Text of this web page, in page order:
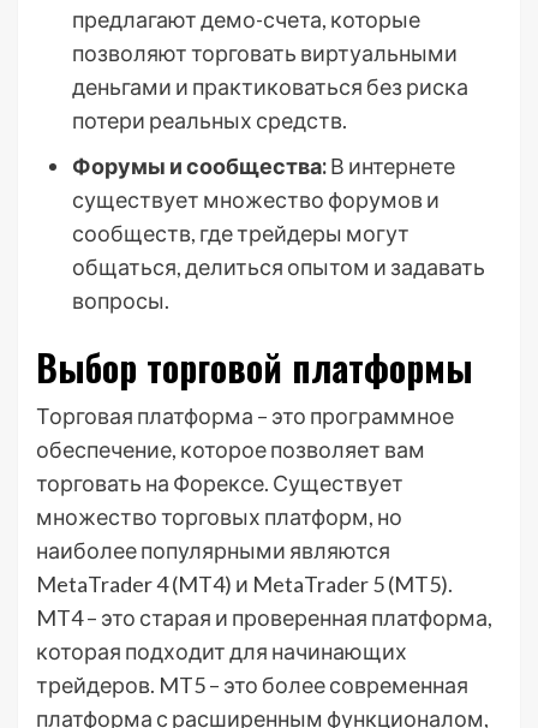
предлагают демо-счета, которые
позволяют торговать виртуальными
деньгами и практиковаться без риска
потери реальных средств.
Форумы и сообщества:В интернете
существует множество форумов и
сообществ, где трейдеры могут
общаться, делиться опытом и задавать
вопросы.
Выбор торговой платформы
Торговая платформа – это программное
обеспечение, которое позволяет вам
торговать на Форексе. Существует
множество торговых платформ, но
наиболее популярными являются
MetaTrader 4 (MT4) и MetaTrader 5 (MT5).
MT4 – это старая и проверенная платформа,
которая подходит для начинающих
трейдеров. MT5 – это более современная
платформа с расширенным функционалом,